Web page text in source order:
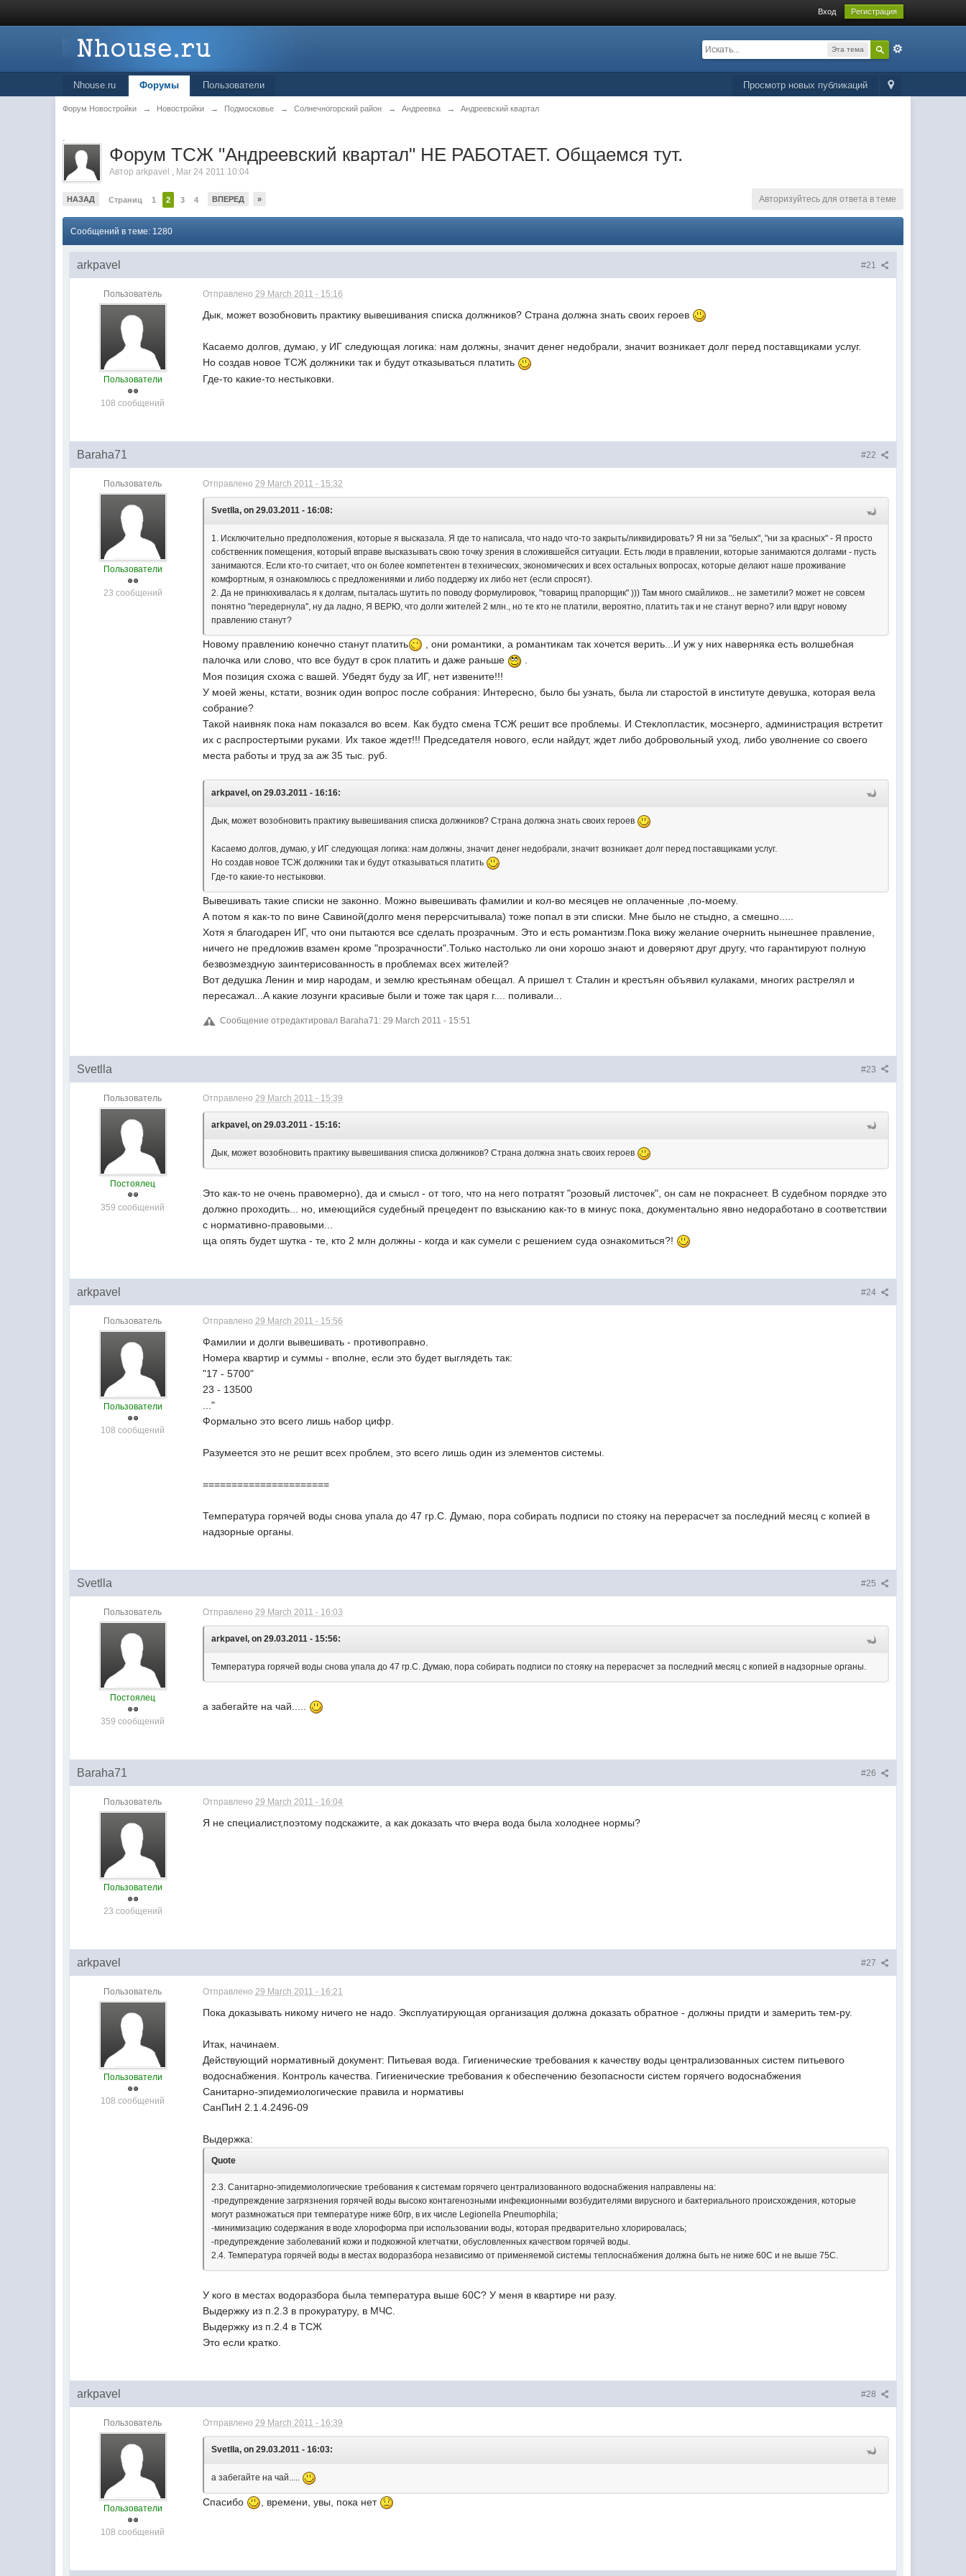
Вход Регистрация
Эта тема
Просмотр новых публикаций
Nhouse.ru Форумы Пользователи
Форум Новостройки → Новостройки → Подмосковье → Солнечногорский район → Андреевка → Андреевский квартал
.
Форум ТСЖ "Андреевский квартал" НЕ РАБОТАЕТ. Общаемся тут.
Авторarkpavel , Mar 24 2011 10:04
НАЗАД Страниц 1 2 3 4 ВПЕРЕД » Авторизуйтесь для ответа в теме
Сообщений в теме: 1280
#21
arkpavel
Пользователь
Пользователи
108 сообщений
Отправлено29 March 2011 - 15:16
Дык, может возобновить практику вывешивания списка должников? Страна должна знать своих героев
Касаемо долгов, думаю, у ИГ следующая логика: нам должны, значит денег недобрали, значит возникает долг перед поставщиками услуг.
Но создав новое ТСЖ должники так и будут отказываться платить
Где-то какие-то нестыковки.
#22
Baraha71
Пользователь
Пользователи
23 сообщений
Отправлено29 March 2011 - 15:32
Svetlla, on 29.03.2011 - 16:08:
1. Исключительно предположения, которые я высказала. Я где то написала, что надо что-то закрыть/ликвидировать? Я ни за "белых", "ни за красных" - Я просто
собственник помещения, который вправе высказывать свою точку зрения в сложившейся ситуации. Есть люди в правлении, которые занимаются долгами - пусть
занимаются. Если кто-то считает, что он более компетентен в технических, экономических и всех остальных вопросах, которые делают наше проживание
комфортным, я ознакомлюсь с предложениями и либо поддержу их либо нет (если спросят).
2. Да не принюхивалась я к долгам, пыталась шутить по поводу формулировок, "товарищ прапорщик" ))) Там много смайликов... не заметили? может не совсем
понятно "передернула", ну да ладно, Я ВЕРЮ, что долги жителей 2 млн., но те кто не платили, вероятно, платить так и не станут верно? или вдруг новому
правлению станут?
Новому правлению конечно станут платить
, они романтики, а романтикам так хочется верить...И уж у них наверняка есть волшебная
палочка или слово, что все будут в срок платить и даже раньше
.
Моя позиция схожа с вашей. Убедят буду за ИГ, нет извените!!!
У моей жены, кстати, возник один вопрос после собрания: Интересно, было бы узнать, была ли старостой в институте девушка, которая вела
собрание?
Такой наивняк пока нам показался во всем. Как будто смена ТСЖ решит все проблемы. И Стеклопластик, мосэнерго, администрация встретит
их с распростертыми руками. Их такое ждет!!! Председателя нового, если найдут, ждет либо добровольный уход, либо уволнение со своего
места работы и труд за аж 35 тыс. руб.
arkpavel, on 29.03.2011 - 16:16:
Дык, может возобновить практику вывешивания списка должников? Страна должна знать своих героев
Касаемо долгов, думаю, у ИГ следующая логика: нам должны, значит денег недобрали, значит возникает долг перед поставщиками услуг.
Но создав новое ТСЖ должники так и будут отказываться платить
Где-то какие-то нестыковки.
Вывешивать такие списки не законно. Можно вывешивать фамилии и кол-во месяцев не оплаченные ,по-моему.
А потом я как-то по вине Савиной(долго меня перерсчитывала) тоже попал в эти списки. Мне было не стыдно, а смешно.....
Хотя я благодарен ИГ, что они пытаются все сделать прозрачным. Это и есть романтизм.Пока вижу желание очернить нынешнее правление,
ничего не предложив взамен кроме "прозрачности".Только настолько ли они хорошо знают и доверяют друг другу, что гарантируют полную
безвозмездную заинтерисованность в проблемах всех жителей?
Вот дедушка Ленин и мир народам, и землю крестьянам обещал. А пришел т. Сталин и крестъян объявил кулаками, многих растрелял и
пересажал...А какие лозунги красивые были и тоже так царя г.... поливали...
Сообщение отредактировал Baraha71: 29 March 2011 - 15:51
#23
Svetlla
Пользователь
Постоялец
359 сообщений
Отправлено 29 March 2011 - 15:39
arkpavel, on 29.03.2011 - 15:16:
Дык, может возобновить практику вывешивания списка должников? Страна должна знать своих героев
Это как-то не очень правомерно), да и смысл - от того, что на него потратят "розовый листочек", он сам не покраснеет. В судебном порядке это
должно проходить... но, имеющийся судебный прецедент по взысканию как-то в минус пока, документально явно недоработано в соответствии
с нормативно-правовыми...
ща опять будет шутка - те, кто 2 млн должны - когда и как сумели с решением суда ознакомиться?!
#24
arkpavel
Пользователь
Пользователи
108 сообщений
Отправлено29 March 2011 - 15:56
Фамилии и долги вывешивать - противоправно.
Номера квартир и суммы - вполне, если это будет выглядеть так:
"17 - 5700"
23 - 13500
..."
Формально это всего лишь набор цифр.
Разумеется это не решит всех проблем, это всего лишь один из элементов системы.
======================
Температура горячей воды снова упала до 47 гр.С. Думаю, пора собирать подписи по стояку на перерасчет за последний месяц с копией в
надзорные органы.
#25
Svetlla
Пользователь
Постоялец
359 сообщений
Отправлено29 March 2011 - 16:03
arkpavel, on 29.03.2011 - 15:56:
Температура горячей воды снова упала до 47 гр.С. Думаю, пора собирать подписи по стояку на перерасчет за последний месяц с копией в надзорные органы.
а забегайте на чай.....
#26
Baraha71
Пользователь
Пользователи
23 сообщений
Отправлено29 March 2011 - 16:04
Я не специалист,поэтому подскажите, а как доказать что вчера вода была холоднее нормы?
#27
arkpavel
Пользователь
Пользователи
108 сообщений
Отправлено29 March 2011 - 16:21
Пока доказывать никому ничего не надо. Эксплуатирующая организация должна доказать обратное - должны придти и замерить тем-ру.
Итак, начинаем.
Действующий нормативный документ: Питьевая вода. Гигиенические требования к качеству воды централизованных систем питьевого
водоснабжения. Контроль качества. Гигиенические требования к обеспечению безопасности систем горячего водоснабжения
Санитарно-эпидемиологические правила и нормативы
СанПиН 2.1.4.2496-09
Выдержка:
Quote
2.3. Санитарно-эпидемиологические требования к системам горячего централизованного водоснабжения направлены на:
-предупреждение загрязнения горячей воды высоко контагенозными инфекционными возбудителями вирусного и бактериального происхождения, которые
могут размножаться при температуре ниже 60гр, в их числе Legionella Pneumophila;
-минимизацию содержания в воде хлороформа при использовании воды, которая предварительно хлорировалась;
-предупреждение заболеваний кожи и подкожной клетчатки, обусловленных качеством горячей воды.
2.4. Температура горячей воды в местах водоразбора независимо от применяемой системы теплоснабжения должна быть не ниже 60С и не выше 75С.
У кого в местах водоразбора была температура выше 60С? У меня в квартире ни разу.
Выдержку из п.2.3 в прокуратуру, в МЧС.
Выдержку из п.2.4 в ТСЖ
Это если кратко.
#28
arkpavel
Пользователь
Пользователи
108 сообщений
Отправлено29 March 2011 - 16:39
Svetlla, on 29.03.2011 - 16:03:
а забегайте на чай.....
Спасибо , времени, увы, пока нет